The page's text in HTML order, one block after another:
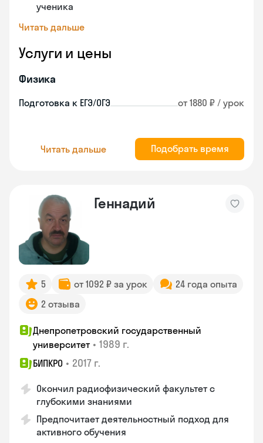
ученика
Читать дальше
Услуги и цены
Физика
Подготовка к ЕГЭ/ОГЭ от 1880 ₽ / урок
Читать дальше Подобрать время
Геннадий
5 от 1092 ₽ за урок
24 года опыта
2 отзыва
Днепропетровский государственный
университет • 1989 г.
БИПКРО • 2017 г.
Окончил радиофизический факультет с
глубокими знаниями
Предпочитает деятельностный подход для
активного обучения